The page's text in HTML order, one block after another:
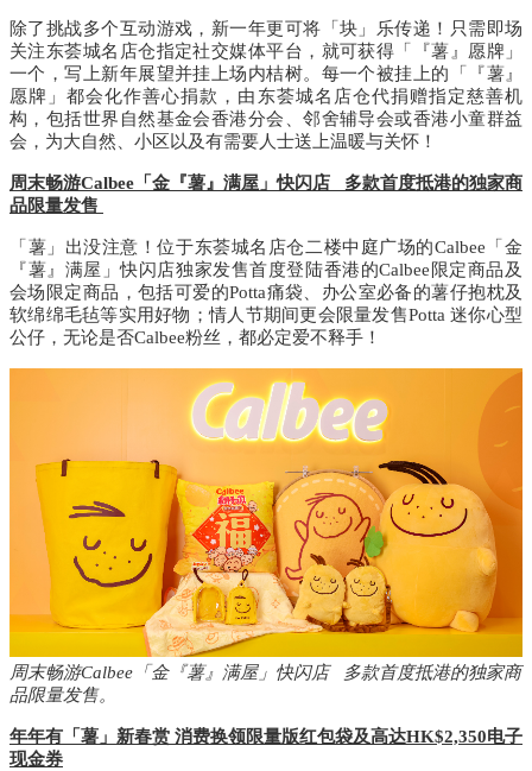
除了挑战多个互动游戏，新一年更可将「块」乐传递！只需即场
关注东荟城名店仓指定社交媒体平台，就可获得「『薯』愿牌」
一个，写上新年展望并挂上场内桔树。每一个被挂上的「『薯』
愿牌」都会化作善心捐款，由东荟城名店仓代捐赠指定慈善机
构，包括世界自然基金会香港分会、邻舍辅导会或香港小童群益
会，为大自然、小区以及有需要人士送上温暖与关怀！
周末畅游Calbee 「金『薯』满屋」快闪店
多款首度抵港的独家商
品限量发售
「薯」出没注意！位于东荟城名店仓二楼中庭广场的Calbee 「金
『薯』满屋」快闪店独家发售首度登陆香港的Calbee 限定商品及
会场限定商品，包括可爱的Potta痛袋、办公室必备的薯仔抱枕及
软绵绵毛毡等实用好物；情人节期间更会限量发售Potta迷你心型
公仔，无论是否Calbee粉丝，都必定爱不释手！
周末畅游Calbee「金『薯』满屋」快闪店 多款首度抵港的独家商
品限量发售。
年年有「薯 」 新春赏 消费换领限量版红包袋及高达HK$2,350电子
现金券